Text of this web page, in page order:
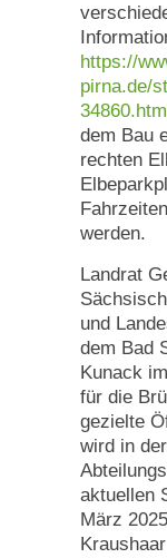
https://
pirna.de/
dem Bau
rechten
werden.
Landrat
und
dem Bad
Kunack
für die
gezielte
wird in
aktuellen
März